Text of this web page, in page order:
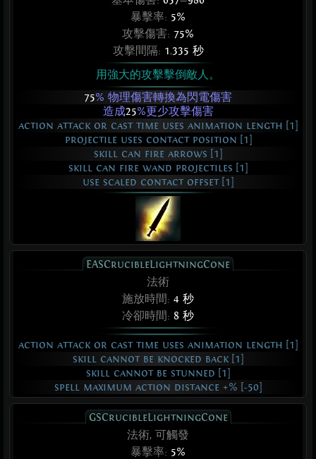
暴擊率: 5%
攻擊傷害: 75%
攻擊間隔: 1.335 秒
用強大的攻擊擊倒敵人。
75% 物理傷害轉換為閃電傷害
造成25%更少攻擊傷害
action attack or cast time uses animation length [1]
projectile uses contact position [1]
skill can fire arrows [1]
skill can fire wand projectiles [1]
use scaled contact offset [1]
EASCrucibleLightningCone
法術
施放時間: 4 秒
冷卻時間: 8 秒
action attack or cast time uses animation length [1]
skill cannot be knocked back [1]
skill cannot be stunned [1]
spell maximum action distance +% [-50]
GSCrucibleLightningCone
法術, 可觸發
暴擊率: 5%